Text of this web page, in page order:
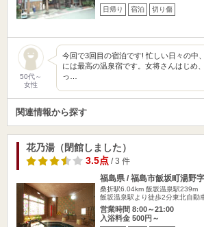
日帰り 宿泊 切り傷
50代～
女性
今回で3回目の宿泊です! 忙しい日々の中
には最高の温泉宿です。女将さんはじめ
っ…
関連情報から探す
花乃湯（閉館しました）
3.5点/ 3 件
福島県 / 福島市飯坂町湯野
桑折駅6.04km 飯坂温泉駅239m
飯坂温泉駅より徒歩2分東北自動
営業時間 8:00～21:00
入浴料金 500円～